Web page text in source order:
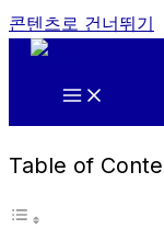
콘텐츠로 건너뛰기
Table of